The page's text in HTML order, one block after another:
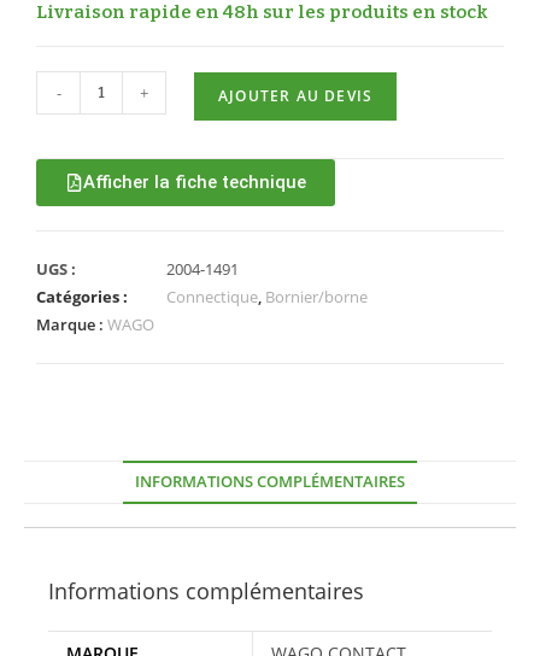
Livraison rapide en 48h sur les produits en stock
- + AJOUTER AU DEVIS
Afficher la fiche technique
UGS :
2004-1491
Catégories :
Connectique, Bornier/borne
Marque : WAGO
INFORMATIONS COMPLÉMENTAIRES
Informations complémentaires